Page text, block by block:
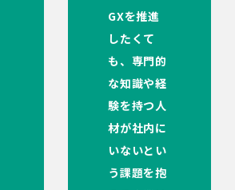
GXを推進
したくて
も、専門的
な知識や経
験を持つ人
材が社内に
いないとい
う課題を抱